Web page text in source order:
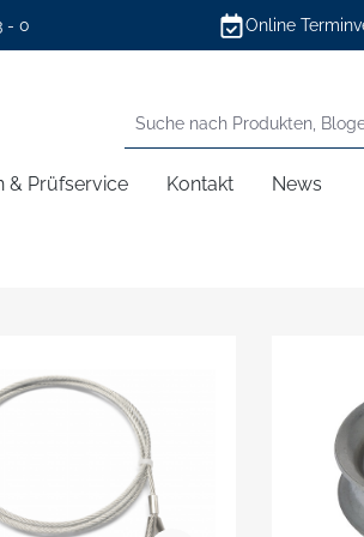
- 0 Online
& Prüfservice Kontakt News